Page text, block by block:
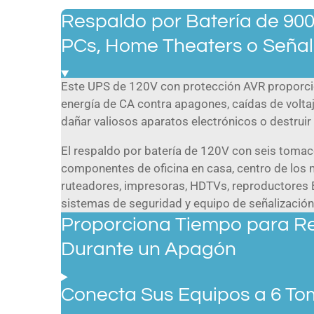
Respaldo por Batería de
PCs, Home Theaters o
Este UPS de 120V con protección AVR
energía de CA contra apagones, caídas de
dañar valiosos aparatos electrónicos o
El respaldo por batería de 120V con seis
componentes de oficina en casa, centro de
ruteadores, impresoras, HDTVs,
sistemas de seguridad y equipo de
Proporciona Tiempo para
Durante un Apagón
Conecta Sus Equipos a 6